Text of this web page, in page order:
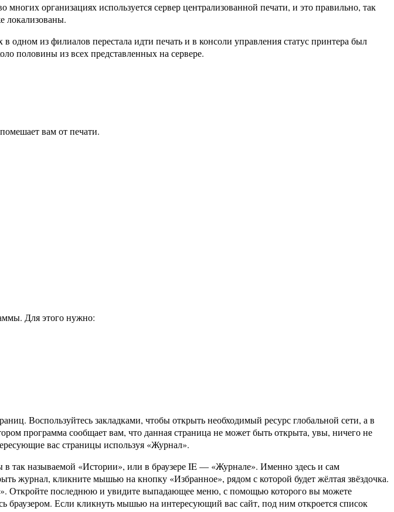
организациях используется сервер централизованной печати, и это правильно, так
локализованы.
из филиалов перестала идти печать и в консоли управления статус принтера был
половины из всех представленных на сервере.
вам от печати.
Для этого нужно:
Воспользуйтесь закладками, чтобы открыть необходимый ресурс глобальной сети, а в
программа сообщает вам, что данная страница не может быть открыта, увы, ничего не
вас страницы используя «Журнал».
в так называемой «Истории», или в браузере IE — «Журнале». Именно здесь и сам
журнал, кликните мышью на кнопку «Избранное», рядом с которой будет жёлтая звёздочка.
Откройте последнюю и увидите выпадающее меню, с помощью которого вы можете
браузером. Если кликнуть мышью на интересующий вас сайт, под ним откроется список